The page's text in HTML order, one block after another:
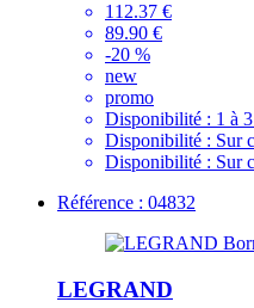
112.37 €
89.90 €
-20 %
new
promo
Disponibilité : 1 à
Disponibilité : Sur
Disponibilité : Sur
Référence : 04832
LEGRAND